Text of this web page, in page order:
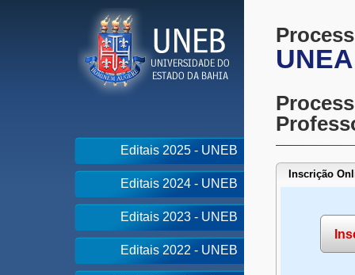
Editais 2025 - UNEB
Editais 2024 - UNEB
Editais 2023 - UNEB
Editais 2022 - UNEB
Inscrição